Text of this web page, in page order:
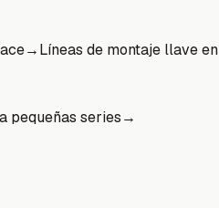
→Líneas de montaje llave
pequeñas series→